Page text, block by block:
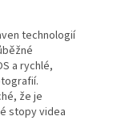
technologií
a rychlé,
že je
stopy videa